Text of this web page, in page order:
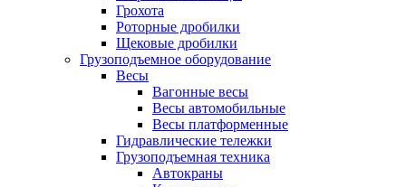
Грохота
Роторные дробилки
Щековые дробилки
Грузоподъемное оборудование
Весы
Вагонные весы
Весы автомобильные
Весы платформенные
Гидравлические тележки
Грузоподъемная техника
Автокраны